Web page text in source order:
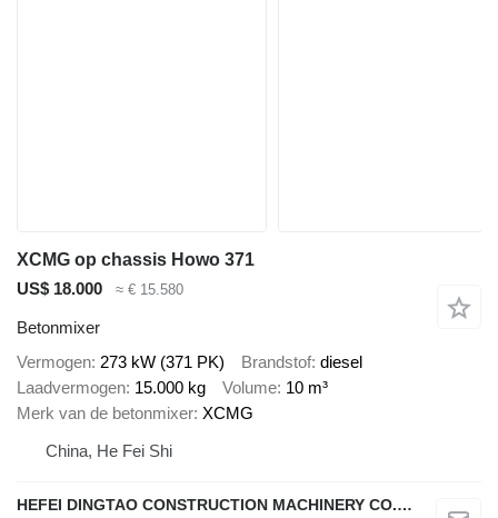
XCMG op chassis Howo 371
US$ 18.000
≈ € 15.580
Betonmixer
Vermogen 273 kW (371 PK) Brandstof diesel
Laadvermogen 15.000 kg Volume 10 m³
Merk van de betonmixer XCMG
China, He Fei Shi
HEFEI DINGTAO CONSTRUCTION MACHINERY CO., LIMITED